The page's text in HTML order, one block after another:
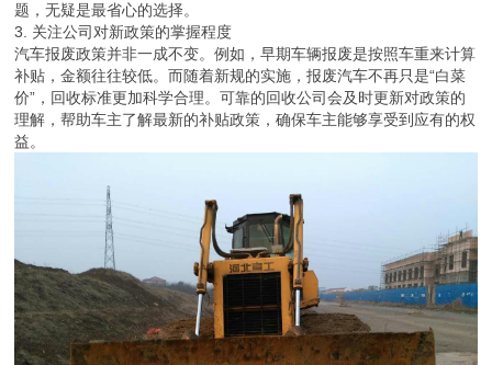
题，无疑是最省心的选择。
3. 关注公司对新政策的掌握程度
汽车报废政策并非一成不变。例如，早期车辆报废是按照车重来计算
补贴，金额往往较低。而随着新规的实施，报废汽车不再只是“白菜
价”，回收标准更加科学合理。可靠的回收公司会及时更新对政策的
理解，帮助车主了解最新的补贴政策，确保车主能够享受到应有的权
益。